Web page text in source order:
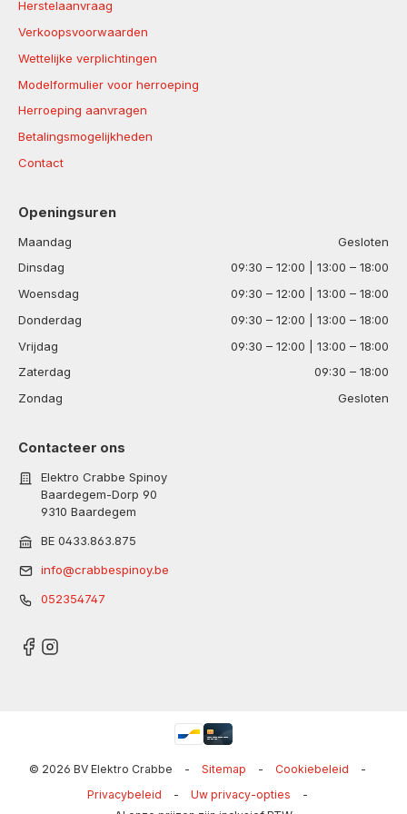
Herstelaanvraag
Verkoopsvoorwaarden
Wettelijke verplichtingen
Modelformulier voor herroeping
Herroeping aanvragen
Betalingsmogelijkheden
Contact
Openingsuren
Maandag
Gesloten
Dinsdag
09:30 – 12:00 | 13:00 – 18:00
Woensdag
09:30 – 12:00 | 13:00 – 18:00
Donderdag
09:30 – 12:00 | 13:00 – 18:00
Vrijdag
09:30 – 12:00 | 13:00 – 18:00
Zaterdag
09:30 – 18:00
Zondag
Gesloten
Contacteer ons
Elektro Crabbe Spinoy
Baardegem-Dorp 90
9310 Baardegem
BE 0433.863.875
info@crabbespinoy.be
052354747
© 2026 BV Elektro Crabbe - Sitemap - Cookiebeleid
-
Privacybeleid
- Uw privacy-opties
-